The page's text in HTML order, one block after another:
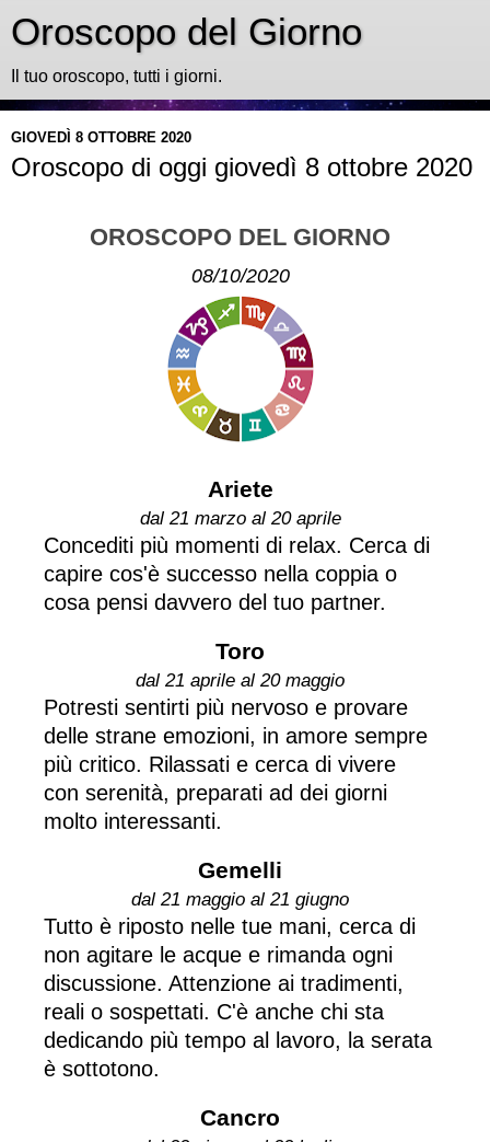
Oroscopo del Giorno
Il tuo oroscopo, tutti i giorni.
GIOVEDÌ 8 OTTOBRE 2020
Oroscopo di oggi giovedì 8 ottobre 2020
OROSCOPO DEL GIORNO
08/10/2020
Ariete
dal 21 marzo al 20 aprile
Concediti più momenti di relax. Cerca di
capire cos'è successo nella coppia o
cosa pensi davvero del tuo partner.
Toro
dal 21 aprile al 20 maggio
Potresti sentirti più nervoso e provare
delle strane emozioni, in amore sempre
più critico. Rilassati e cerca di vivere
con serenità, preparati ad dei giorni
molto interessanti.
Gemelli
dal 21 maggio al 21 giugno
Tutto è riposto nelle tue mani, cerca di
non agitare le acque e rimanda ogni
discussione. Attenzione ai tradimenti,
reali o sospettati. C'è anche chi sta
dedicando più tempo al lavoro, la serata
è sottotono.
Cancro